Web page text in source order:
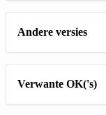
Andere versies
Verwante OK('s)